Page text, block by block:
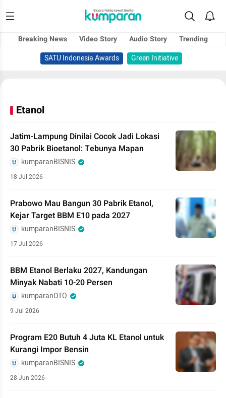
Breaking News Video Story Audio Story
Trending
SATU Indonesia Awards
Green Initiative
Etanol
Jatim-Lampung Dinilai Cocok Jadi Lokasi
30 Pabrik Bioetanol: Tebunya Mapan
kumparanBISNIS
18 Jul 2026
Prabowo Mau Bangun 30 Pabrik Etanol,
Kejar Target BBM E10 pada 2027
kumparanBISNIS
17 Jul 2026
BBM Etanol Berlaku 2027, Kandungan
Minyak Nabati 10-20 Persen
kumparanOTO
9 Jul 2026
Program E20 Butuh 4 Juta KL Etanol untuk
Kurangi Impor Bensin
kumparanBISNIS
28 Jun 2026